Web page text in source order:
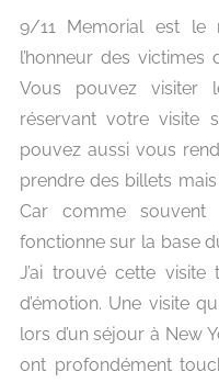
9/11 Memorial est le
l’honneur des victimes
Vous pouvez visiter
réservant votre visite
pouvez aussi vous
prendre des billets
Car comme
fonctionne sur la base
J’ai trouvé cette visite
d’émotion. Une visite
lors d’un séjour à New
ont profondément